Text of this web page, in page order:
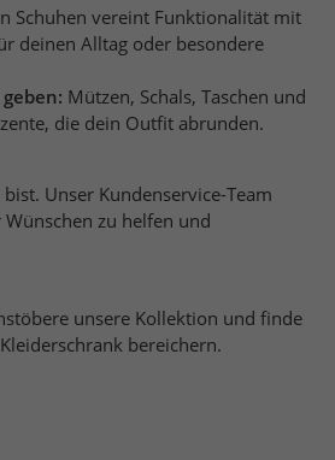
Schuhen vereint Funktionalität mit
deinen Alltag oder besondere
Mützen, Schals, Taschen und
die dein Outfit abrunden.
Unser Kundenservice-Team
zu helfen und
unsere Kollektion und finde
bereichern.